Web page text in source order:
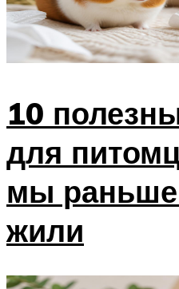
10
для
мы раньше
жили